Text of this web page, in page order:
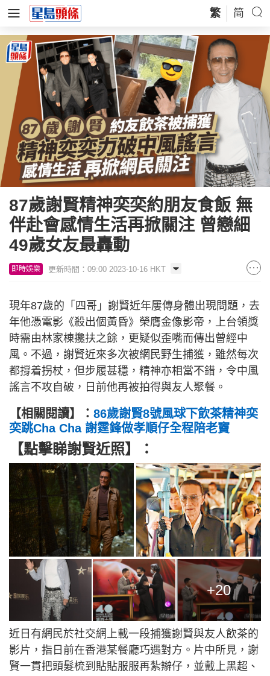
繁 简
87歲謝賢精神奕奕約朋友食飯 無
伴赴會感情生活再掀關注 曾戀細
49歲女友最轟動
即時娛樂 更新時間：09:00 2023-10-16 HKT
現年87歲的「四哥」謝賢近年屢傳身體出現問題，去
年他憑電影《殺出個黃昏》榮膺金像影帝，上台領獎
時需由林家棟攙扶之餘，更疑似歪嘴而傳出曾經中
風。不過，謝賢近來多次被網民野生捕獲，雖然每次
都撐着拐杖，但步履甚穩，精神亦相當不錯，令中風
謠言不攻自破，日前他再被拍得與友人聚餐。
【相關閱讀】： 86歲謝賢8號風球下飲茶精神奕
奕跳Cha Cha 謝霆鋒做孝順仔全程陪老竇
【點擊睇謝賢近照】：
+20
近日有網民於社交網上載一段捕獲謝賢與友人飲茶的
影片，指日前在香港某餐廳巧遇對方。片中所見，謝
賢一貫把頭髮梳到貼貼服服再紮辮仔，並戴上黑超、